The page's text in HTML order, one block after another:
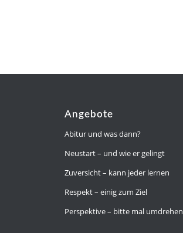
Angebote
Abitur und was dann?
Neustart – und wie er gelingt
Zuversicht – kann jeder lernen
Respekt – einig zum Ziel
Perspektive – bitte mal umdrehen